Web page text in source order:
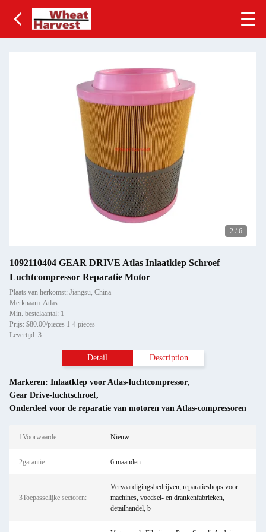
2 / 6
1092110404 GEAR DRIVE Atlas Inlaatklep Schroef
Luchtcompressor Reparatie Motor
Plaats van herkomst: Jiangsu, China
Merknaam: Atlas
Min. bestelaantal: 1
Prijs: $80.00/pieces 1-4 pieces
Levertijd: 3
Detail Description
Markeren: Inlaatklep voor Atlas-luchtcompressor,
Gear Drive-luchtschroef,
Onderdeel voor de reparatie van motoren van Atlas-compressoren
1Voorwaarde: Nieuw
2garantie: 6 maanden
3Toepasselijke sectoren:
Vervaardigingsbedrijven, reparatieshops voor
machines, voedsel- en drankenfabrieken,
detailhandel, b